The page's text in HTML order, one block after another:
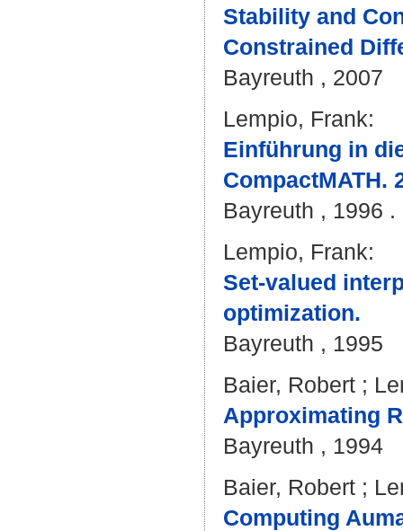
Stability and
Constrained
Bayreuth , 2007
Lempio, Frank:
Einführung in
CompactMATH.
Bayreuth , 1996 .
Lempio, Frank:
Set-valued
optimization.
Bayreuth , 1995
Baier, Robert ;
Approximating
Bayreuth , 1994
Baier, Robert ;
Computing